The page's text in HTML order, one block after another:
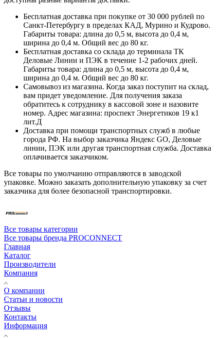
Бесплатная доставка при покупке от 30 000 рублей по
Санкт-Петербургу в пределах КАД, Мурино и Кудрово.
Габариты товара: длина до 0,5 м, высота до 0,4 м,
ширина до 0,4 м. Общий вес до 80 кг.
Бесплатная доставка со склада до терминала ТК
Деловые Линии и ПЭК в течение 1-2 рабочих дней.
Габариты товара: длина до 0,5 м, высота до 0,4 м,
ширина до 0,4 м. Общий вес до 80 кг.
Самовывоз из магазина. Когда заказ поступит на склад,
вам придет уведомление. Для получения заказа
обратитесь к сотруднику в кассовой зоне и назовите
номер. Адрес магазина: проспект Энергетиков 19 к1
лит.Д
Доставка при помощи транспортных служб в любые
города РФ. На выбор заказчика Яндекс GO, Деловые
линии, ПЭК или другая транспортная служба. Доставка
оплачивается заказчиком.
Все товары по умолчанию отправляются в заводской
упаковке. Можно заказать дополнительную упаковку за счет
заказчика для более безопасной транспортировки.
Все товары категории
Все товары бренда PROCONNECT
Главная
Каталог
Производители
Компания
О компании
Статьи и новости
Отзывы
Контакты
Информация